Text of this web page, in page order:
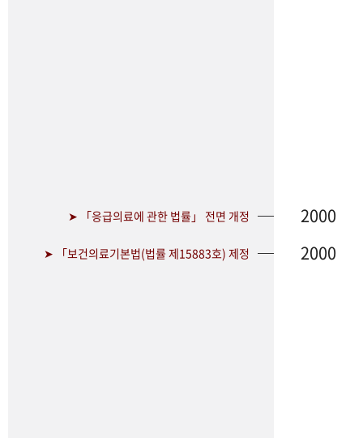
➤ 「응급의료에 관한 법률」 전면 개정 2000
➤ 「보건의료기본법(법률 제15883호) 제정 2000